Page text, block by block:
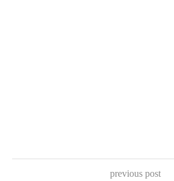
previous post